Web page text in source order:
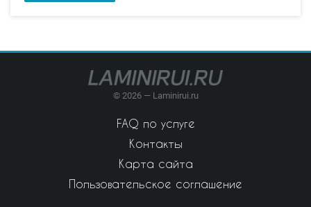
© 2026 — Laminirui.ru
FAQ по услуге
Контакты
Карта сайта
Пользовательское соглашение